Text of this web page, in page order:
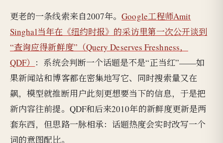
更老的一条线索来自2007年。Google工程师Amit
Singhal当年在《纽约时报》的采访里第一次公开谈到
“查询应得新鲜度”（Query Deserves Freshness，
QDF）
：系统会判断一个话题是不是“正当红”——如
果新闻站和博客都在密集地写它、同时搜索量又在
飙，模型就推断用户此刻更想要当下的信息，于是把
新内容往前提。QDF和后来2010年的新鲜度更新是两
套东西，但思路一脉相承：话题热度会实时改写一个
词的意图配比。